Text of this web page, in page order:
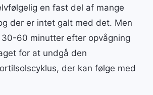
en fast del af mange
der er intet galt med det. Men
60 minutter efter opvågning
for at undgå den
der kan følge med